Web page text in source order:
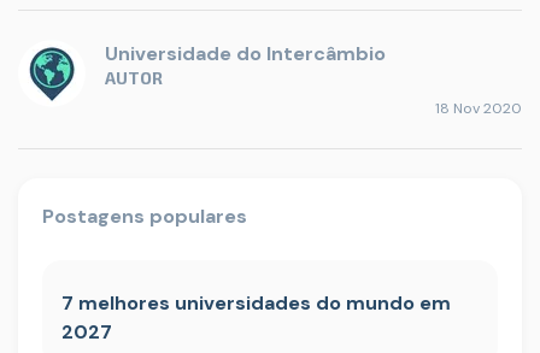
Universidade do Intercâmbio
AUTOR
18 Nov 2020
Postagens populares
7 melhores universidades do mundo em
2027